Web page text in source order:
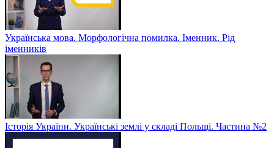
Українська мова. Морфологічна помилка. Іменник. Рід
іменників
Історія України. Українські землі у складі Польщі. Частина №2